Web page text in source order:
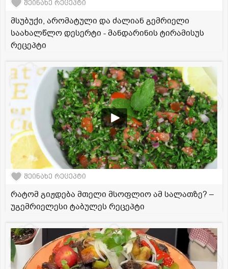
შეინახე რეცეპტი
მსუბუქი, არომატული და ძალიან გემრიელი
საახალწლო დესერტი - მანდარინის ტირამისუს
რეცეპტი
შეინახე რეცეპტი
რატომ გიჟდება მთელი მსოფლიო ამ სალათზე? –
უგემრიელესი ტაბულეს რეცეპტი